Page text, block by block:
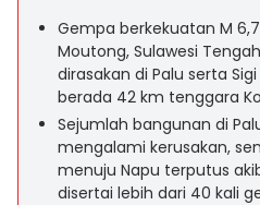
Gempa berkekuatan M
Moutong, Sulawesi
dirasakan di Palu serta
berada 42 km tenggara
Sejumlah bangunan di
mengalami kerusakan,
menuju Napu terputus
disertai lebih dari 40 kali